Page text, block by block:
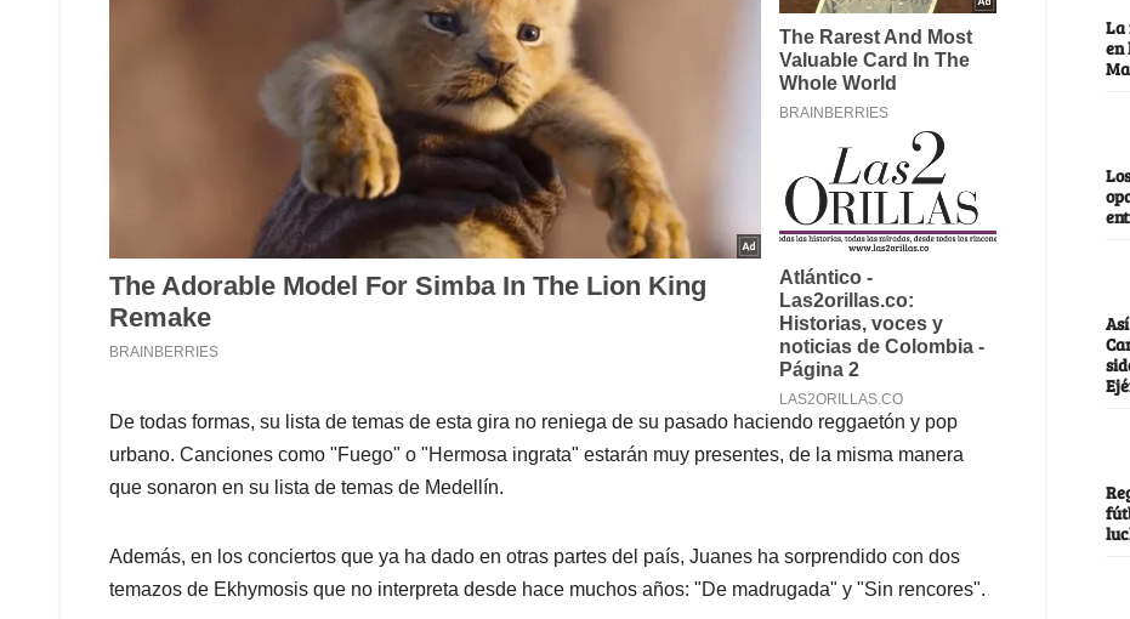
De todas formas, su lista de temas de esta gira no reniega de su pasado haciendo reggaetón y pop
urbano. Canciones como "Fuego" o "Hermosa ingrata" estarán muy presentes, de la misma manera
que sonaron en su lista de temas de Medellín.
Además, en los conciertos que ya ha dado en otras partes del país, Juanes ha sorprendido con dos
temazos de Ekhymosis que no interpreta desde hace muchos años: "De madrugada" y "Sin rencores".
La
en